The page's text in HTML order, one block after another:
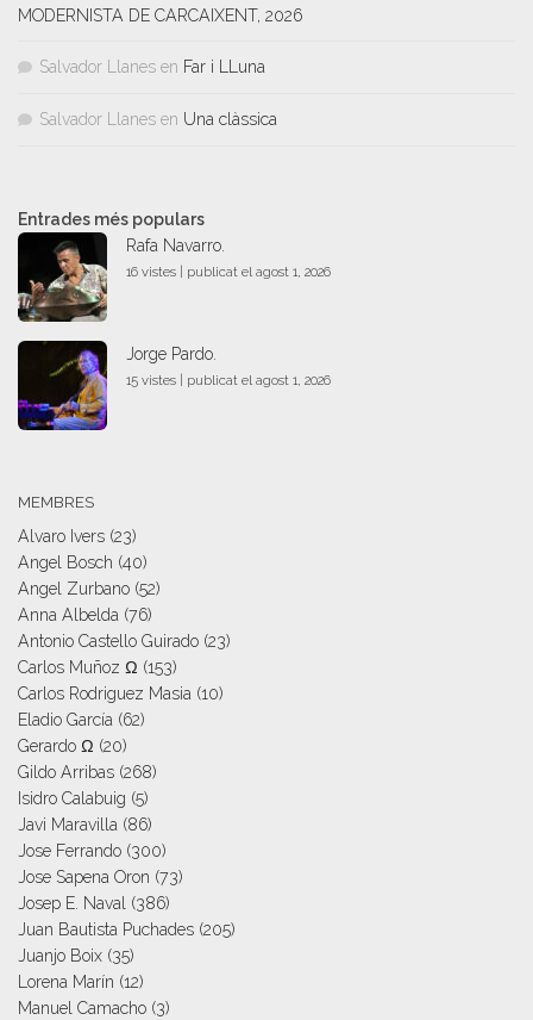
MODERNISTA DE CARCAIXENT, 2026
Salvador Llanes en Far i LLuna
Salvador Llanes en Una clàssica
Entrades més populars
Rafa Navarro.
16 vistes publicat el agost 1, 2026
Jorge Pardo.
15 vistes publicat el agost 1, 2026
MEMBRES
Alvaro Ivers (23)
Angel Bosch (40)
Angel Zurbano (52)
Anna Albelda (76)
Antonio Castello Guirado (23)
Carlos Muñoz Ω (153)
Carlos Rodriguez Masia (10)
Eladio García (62)
Gerardo Ω (20)
Gildo Arribas (268)
Isidro Calabuig (5)
Javi Maravilla (86)
Jose Ferrando (300)
Jose Sapena Oron (73)
Josep E. Naval
(386)
Juan Bautista Puchades (205)
Juanjo Boix (35)
Lorena Marín (12)
Manuel Camacho (3)